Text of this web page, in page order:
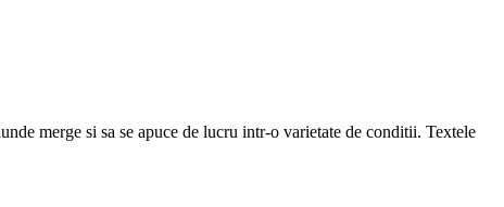
merge si sa se apuce de lucru intr-o varietate de conditii. Textele